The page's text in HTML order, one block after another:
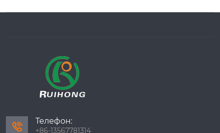

Телефон:
+86-13567781314